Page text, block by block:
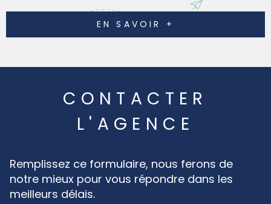
EN SAVOIR +
CONTACTER
L'AGENCE
Remplissez ce formulaire, nous ferons de
notre mieux pour vous répondre dans les
meilleurs délais.